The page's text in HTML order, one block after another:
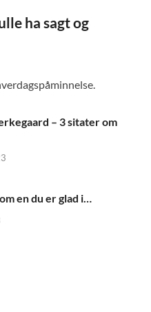
ha sagt og
– 3 sitater om
en du er glad i…